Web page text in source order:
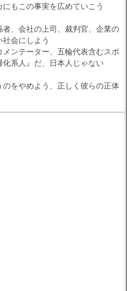
もこの事実を広めていこう
、会社の上司、裁判官、企業の
会にしよう
ンテーター、五輪代表含むスポ
系人』だ、日本人じゃない
をやめよう、正しく彼らの正体